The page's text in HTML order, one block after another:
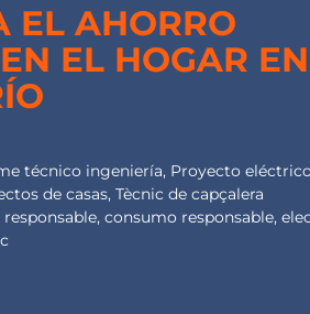
EL AHORRO
EL HOGAR EN
técnico ingeniería, Proyecto eléctrico
de casas, Tècnic de capçalera
, consumo responsable,